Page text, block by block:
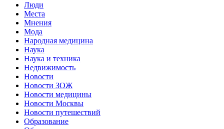
Люди
Места
Мнения
Мода
Народная медицина
Наука
Наука и техника
Недвижимость
Новости
Новости ЗОЖ
Новости медицины
Новости Москвы
Новости путешествий
Образование